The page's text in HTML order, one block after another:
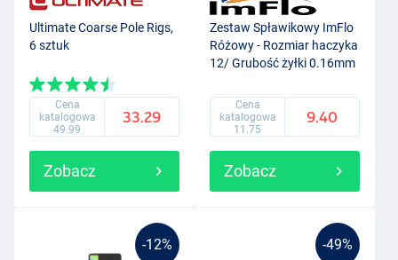
Ultimate Coarse Pole Rigs,
6 sztuk
Cena
katalogowa
49.99
33.29
Zobacz
Zestaw Spławikowy ImFlo
Różowy - Rozmiar haczyka
12/ Grubość żyłki 0.16mm
Cena
katalogowa
11.75
9.40
Zobacz
-12% -49%